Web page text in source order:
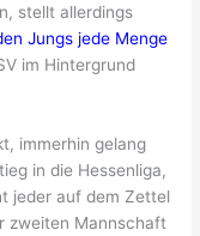
stellt allerdings
Jungs jede Menge
im Hintergrund
immerhin gelang
in die Hessenliga,
jeder auf dem Zettel
zweiten Mannschaft